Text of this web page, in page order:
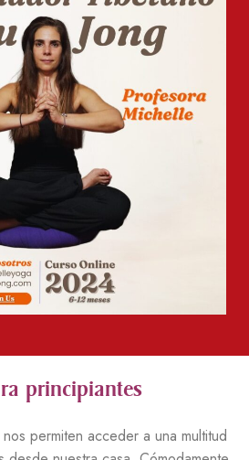
principiantes
permiten acceder a una multitud